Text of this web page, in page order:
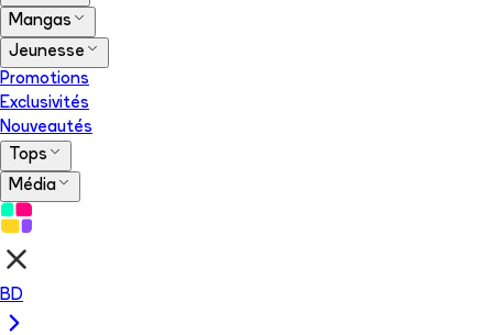
Mangas
Jeunesse
Promotions
Exclusivités
Nouveautés
Tops
Média
BD